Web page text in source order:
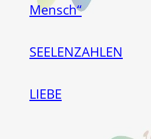
Mensch“
SEELENZAHLEN
LIEBE